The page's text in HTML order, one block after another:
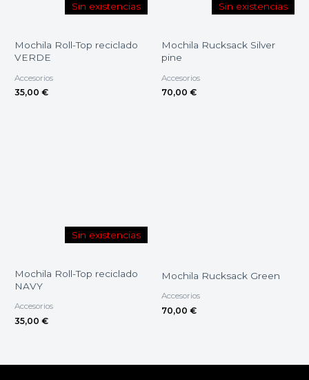
Sin existencias
Mochila Roll-Top reciclado
VERDE
Accesorios
35,00 €
Sin existencias
Mochila Rucksack Silver
pine
Accesorios
70,00 €
Sin existencias
Mochila Roll-Top reciclado
NAVY
Accesorios
35,00 €
Mochila Rucksack Green
Accesorios
70,00 €